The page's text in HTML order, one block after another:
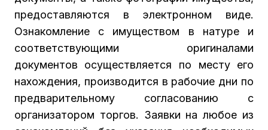
предоставляются в электронном виде.
Ознакомление с имуществом в натуре и
соответствующими оригиналами
документов осуществляется по месту его
нахождения, производится в рабочие дни по
предварительному согласованию с
организатором торгов. Заявки на любое из